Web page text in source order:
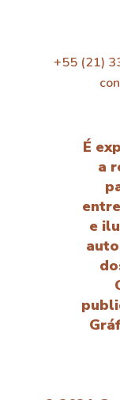
+55 (21)
É
a
e